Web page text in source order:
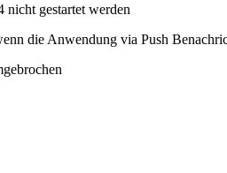
gestartet werden
die Anwendung via Push